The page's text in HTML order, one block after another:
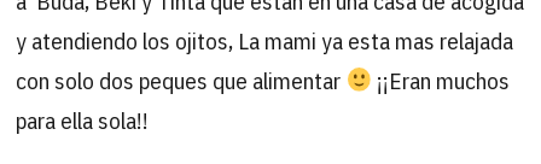
y atendiendo los ojitos, La mami ya esta mas relajada
con solo dos peques que alimentar
¡¡Eran muchos
para ella sola!!